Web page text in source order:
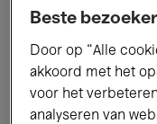
Alle
Performances
Beste
Door op “Alle
akkoord met het
voor het
analyseren van